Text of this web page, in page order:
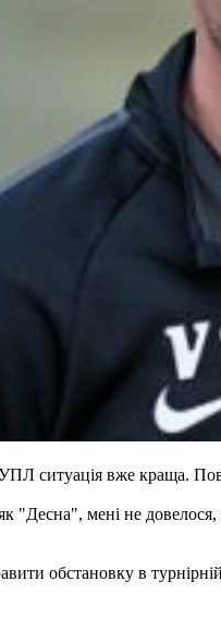
ситуація вже краща.
"Десна", мені не
обстановку в